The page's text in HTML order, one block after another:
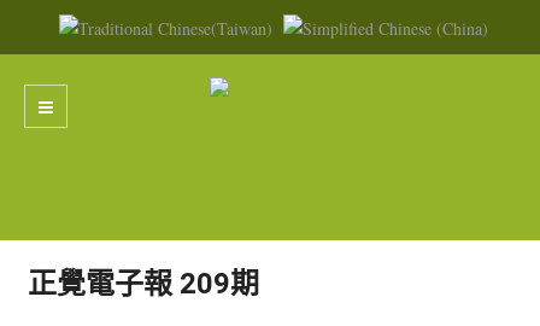
正覺電子報 209期